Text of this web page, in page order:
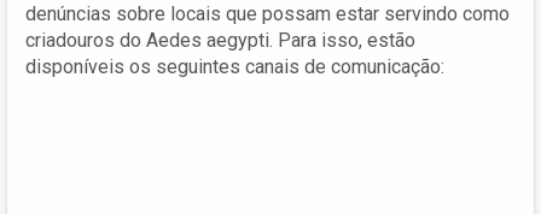
denúncias sobre locais que possam estar servindo como
criadouros do Aedes aegypti. Para isso, estão
disponíveis os seguintes canais de comunicação: